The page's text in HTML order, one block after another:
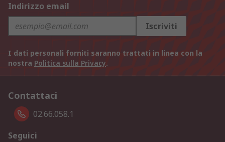
Indirizzo email
Iscriviti
I dati personali forniti saranno trattati in linea con la
nostra Politica sulla Privacy.
Contattaci
02.66.058.1
Seguici